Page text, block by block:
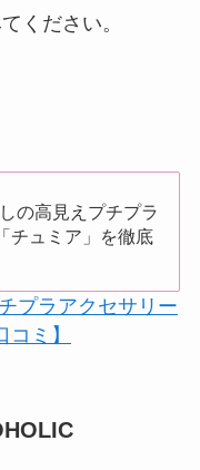
ください。
の高見えプチプラ
チュミア」を徹底
プラアクセサリー
ミ】